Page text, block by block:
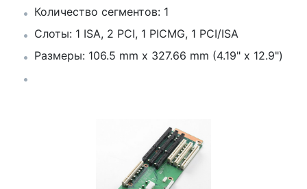
Количество сегментов: 1
Слоты: 1 ISA, 2 PCI, 1 PICMG, 1 PCI/ISA
Размеры: 106.5 mm x 327.66 mm (4.19" x 12.9")